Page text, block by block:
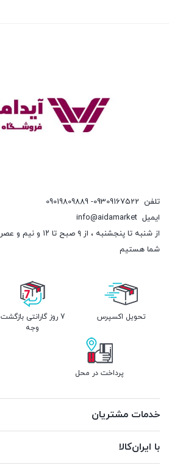
تلفن 09309167522- 09019809889
ایمیل info@aidamarket
شما هستیم
تحویل اکسپرس
7 روز گارانتی بازگشت
وجه
پرداخت در محل
خدمات مشتریان
با ایران‌کالا